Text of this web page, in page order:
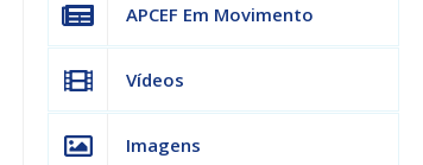
APCEF Em Movimento
Vídeos
Imagens